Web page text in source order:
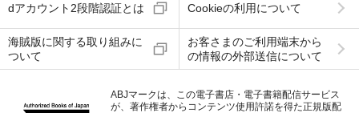
dアカウント2段階認証とは Cookieの利用について
海賊版に関する取り組みに
ついて
お客さまのご利用端末から
の情報の外部送信について
ABJマークは、この電子書店・電子書籍配信サービス
が、著作権者からコンテンツ使用許諾を得た正規版配